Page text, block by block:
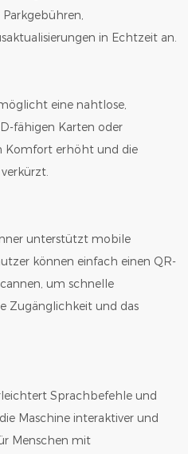
in Echtzeit an.
eine nahtlose,
fähigen Karten oder
Komfort erhöht und die
unterstützt mobile
können einfach einen QR-
um schnelle
Zugänglichkeit und das
Sprachbefehle und
Maschine interaktiver und
Menschen mit